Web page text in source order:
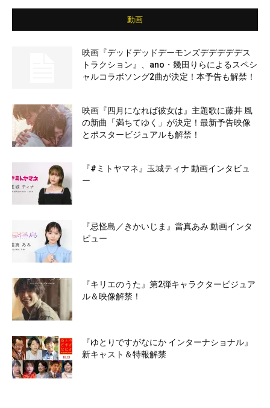
動画
映画『デッドデッドデーモンズデデデデデス
トラクション』、ano・幾田りらによるスペシ
ャルコラボソング2曲が決定！本予告も解禁！
映画『四月になれば彼女は』主題歌に藤井 風
の新曲「満ちてゆく」が決定！最新予告映像
とポスタービジュアルも解禁！
『#ミトヤマネ』玉城ティナ 動画インタビュ
ー
『忌怪島／きかいじま』當真あみ 動画インタ
ビュー
『キリエのうた』第2弾キャラクタービジュア
ル＆映像解禁！
『ゆとりですがなにか インターナショナル』
新キャスト＆特報解禁